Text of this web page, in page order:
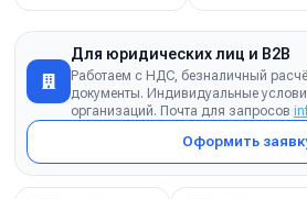
Для юридических лиц и B2B
Работаем с НДС, безналичный
документы. Индивидуальные
организаций. Почта для запросов
Оформить